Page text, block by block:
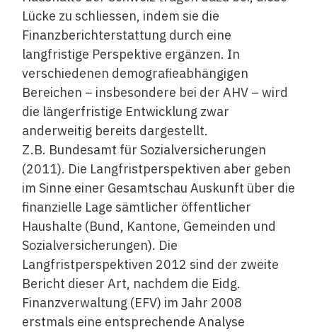
Lücke zu schliessen, indem sie die
Finanzberichterstattung durch eine
langfristige Perspektive ergänzen. In
verschiedenen demografieabhängigen
Bereichen – insbesondere bei der AHV – wird
die längerfristige Entwicklung zwar
anderweitig bereits dargestellt.
Z.B. Bundesamt für Sozialversicherungen
(2011). Die Langfristperspektiven aber geben
im Sinne einer Gesamtschau Auskunft über die
finanzielle Lage sämtlicher öffentlicher
Haushalte (Bund, Kantone, Gemeinden und
Sozialversicherungen). Die
Langfristperspektiven 2012 sind der zweite
Bericht dieser Art, nachdem die Eidg.
Finanzverwaltung (EFV) im Jahr 2008
erstmals eine entsprechende Analyse